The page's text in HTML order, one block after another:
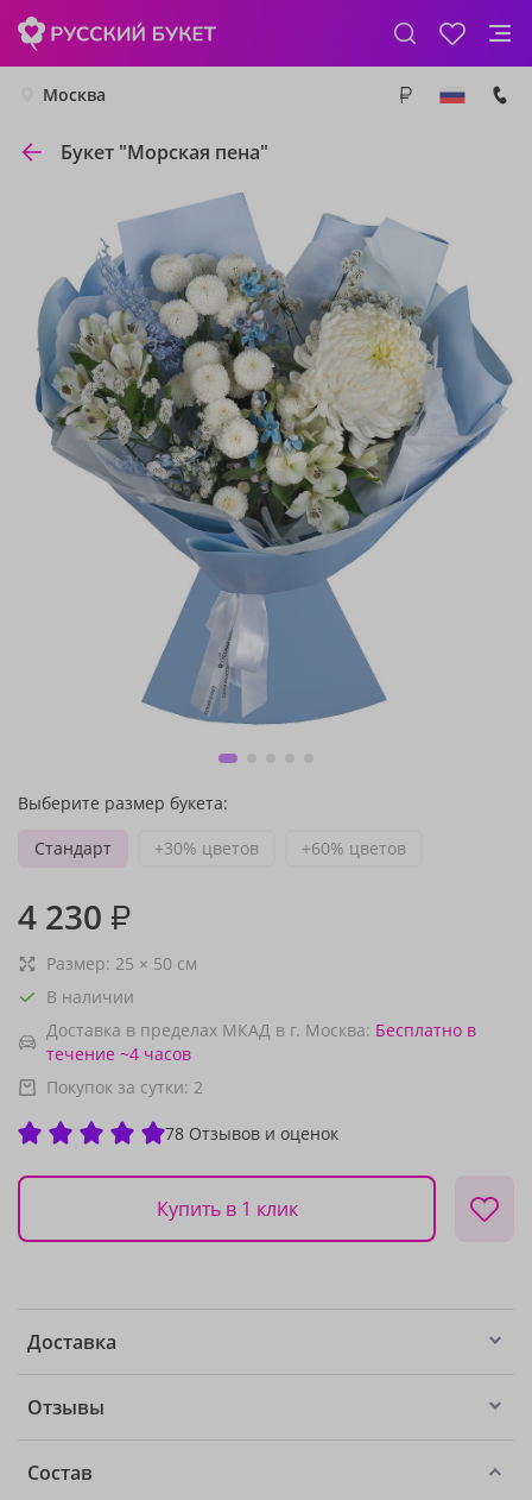
Москва
Букет "Морская пена"
Выберите размер букета:
Стандарт
+30% цветов +60% цветов
4 230 ₽
Размер: 25 × 50 см
В наличии
Доставка в пределах МКАД в г. Москва: Бесплатно в
течение ~4 часов
Покупок за сутки: 2
78 Отзывов и оценок
Купить в 1 клик
Доставка
Отзывы
Состав